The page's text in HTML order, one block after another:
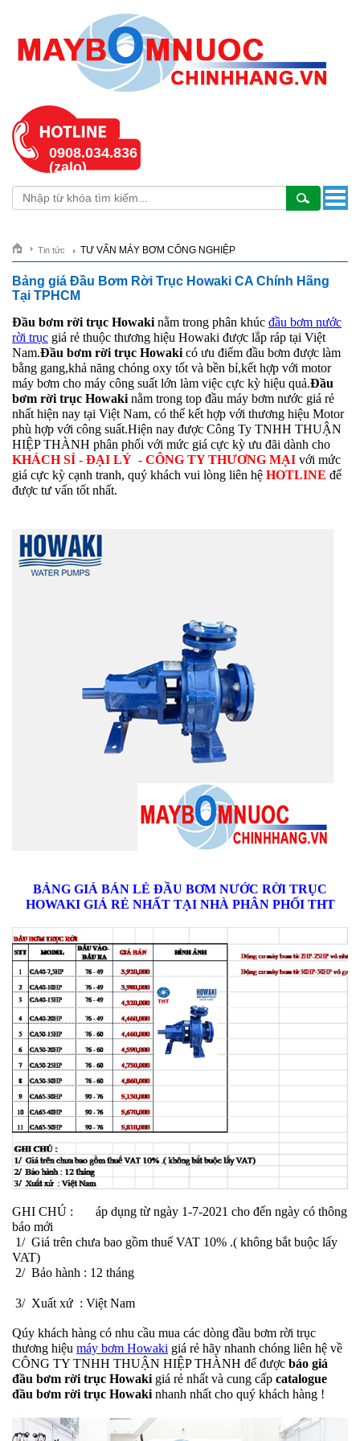
0908.034.836
(zalo)
Tin tức TƯ VẤN MÁY BƠM CÔNG NGHIỆP
Bảng giá Đầu Bơm Rời Trục Howaki CA Chính Hãng
Tại TPHCM
Đầu bơm rời trục Howaki nằm trong phân khúc đầu bơm nước
rời trục giá rẻ thuộc thương hiệu Howaki được lắp ráp tại Việt
Nam.Đầu bơm rời trục Howaki có ưu điểm đầu bơm được làm
bằng gang,khả năng chóng oxy tốt và bền bỉ,kết hợp với motor
máy bơm cho máy công suất lớn làm việc cực kỳ hiệu quả.Đầu
bơm rời trục Howaki nằm trong top đầu máy bơm nước giá rẻ
nhất hiện nay tại Việt Nam, có thể kết hợp với thương hiệu Motor
phù hợp với công suất.Hiện nay được Công Ty TNHH THUẬN
HIỆP THÀNH phân phối với mức giá cực kỳ ưu đãi dành cho
KHÁCH SỈ - ĐẠI LÝ - CÔNG TY THƯƠNG MẠI với mức
giá cực kỳ cạnh tranh, quý khách vui lòng liên hệ HOTLINE để
được tư vấn tốt nhất.
BẢNG GIÁ BÁN LẺ ĐẦU BƠM NƯỚC RỜI TRỤC
HOWAKI GIÁ RẺ NHẤT TẠI NHÀ PHÂN PHỐI THT
GHI CHÚ : áp dụng từ ngày 1-7-2021 cho đến ngày có thông
báo mới
1/ Giá trên chưa bao gồm thuế VAT 10% .( không bắt buộc lấy
VAT)
2/ Bảo hành : 12 tháng
3/ Xuất xứ : Việt Nam
Qúy khách hàng có nhu cầu mua các dòng đầu bơm rời trục
thương hiệu máy bơm Howaki giá rẻ hãy nhanh chóng liên hệ về
CÔNG TY TNHH THUẬN HIỆP THÀNH để được báo giá
đầu bơm rời trục Howaki giá rẻ nhất và cung cấp catalogue
đầu bơm rời trục Howaki nhanh nhất cho quý khách hàng !